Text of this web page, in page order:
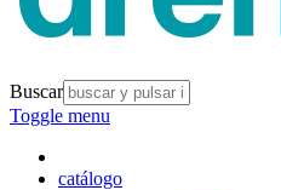
Buscar
Toggle menu
catálogo